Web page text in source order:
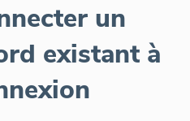
un
existant à